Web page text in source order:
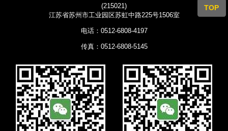
TOP
(215021)
江苏省苏州市工业园区苏虹中路225号1506室
电话：0512-6808-4197
传真：0512-6808-5145